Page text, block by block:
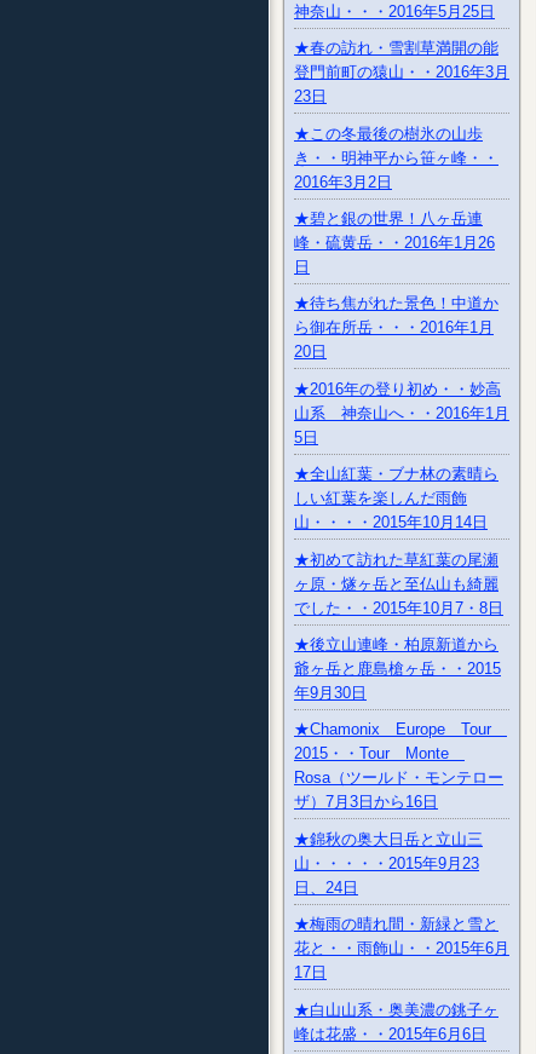
神奈山・・・2016年5月25日
★春の訪れ・雪割草満開の能
登門前町の猿山・・2016年3月
23日
★この冬最後の樹氷の山歩
き・・明神平から笹ヶ峰・・
2016年3月2日
★碧と銀の世界！八ヶ岳連
峰・硫黄岳・・2016年1月26
日
★待ち焦がれた景色！中道か
ら御在所岳・・・2016年1月
20日
★2016年の登り初め・・妙高
山系 神奈山へ・・2016年1月
5日
★全山紅葉・ブナ林の素晴ら
しい紅葉を楽しんだ雨飾
山・・・・2015年10月14日
★初めて訪れた草紅葉の尾瀬
ヶ原・燧ヶ岳と至仏山も綺麗
でした・・2015年10月7・8日
★後立山連峰・柏原新道から
爺ヶ岳と鹿島槍ヶ岳・・2015
年9月30日
★Chamonix Europe Tour
2015・・Tour Monte
Rosa（ツールド・モンテロー
ザ）7月3日から16日
★錦秋の奥大日岳と立山三
山・・・・・2015年9月23
日、24日
★梅雨の晴れ間・新緑と雪と
花と・・雨飾山・・2015年6月
17日
★白山山系・奥美濃の銚子ヶ
峰は花盛・・2015年6月6日